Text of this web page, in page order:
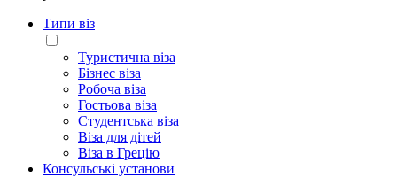
Типи віз
Туристична віза
Бізнес віза
Робоча віза
Гостьова віза
Студентська віза
Віза для дітей
Віза в Грецію
Консульські установи